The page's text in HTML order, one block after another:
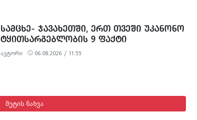
ᲡᲐᲛᲪᲮᲔ- ᲯᲐᲕᲐᲮᲔᲗᲨᲘ, ᲔᲠᲗ ᲗᲕᲔᲨᲘ ᲣᲙᲐᲜᲝᲜᲝ
ᲢᲧᲘᲗᲡᲐᲠᲒᲔᲑᲚᲝᲑᲘᲡ 9 ᲤᲐᲥᲢᲘ
ᲒᲐᲛᲝᲕᲚᲘᲜᲓᲐ
ავტორი 06.08.2026 / 11:55
მეტის ნახვა